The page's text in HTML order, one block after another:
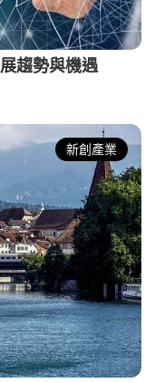
趨勢與機遇
新創產業